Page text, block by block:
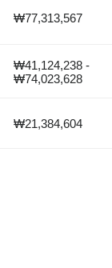
₩77,313,567
₩41,124,238 -
₩74,023,628
₩21,384,604